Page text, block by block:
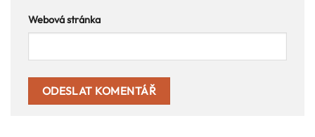
Webová stránka